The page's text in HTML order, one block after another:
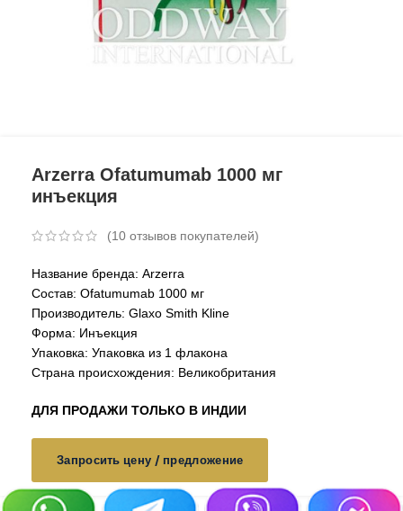
Arzerra Ofatumumab 1000 мг
инъекция
(10 отзывов покупателей)
Название бренда: Arzerra
Состав: Ofatumumab 1000 мг
Производитель: Glaxo Smith Kline
Форма: Инъекция
Упаковка: Упаковка из 1 флакона
Страна происхождения: Великобритания
ДЛЯ ПРОДАЖИ ТОЛЬКО В ИНДИИ
Запросить цену / предложение